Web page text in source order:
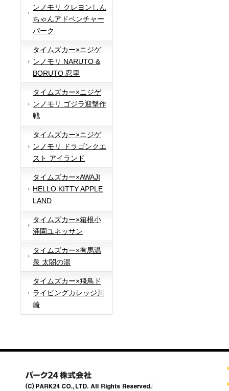
ンノモリ クレヨンしん
ちゃんアドベンチャー
パーク
タイムズカー×ニジゲ
ンノモリ NARUTO &
BORUTO 忍里
タイムズカー×ニジゲ
ンノモリ ゴジラ迎撃作
戦
タイムズカー×ニジゲ
ンノモリ ドラゴンクエ
スト アイランド
タイムズカー×AWAJI
HELLO KITTY APPLE
LAND
タイムズカー×箱根小
涌園ユネッサン
タイムズカー×有馬温
泉 太閤の湯
タイムズカー×飛鳥ド
ライビングカレッジ川
崎